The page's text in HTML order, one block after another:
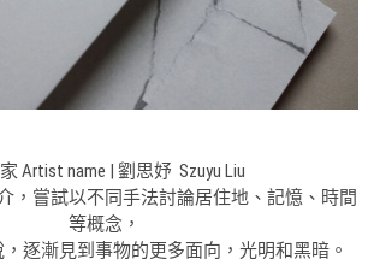
Artist name | 劉思妤 Szuyu Liu
，嘗試以不同手法討論居住地、記憶、時間
等概念，
逐漸見到事物的更多面向，光明和黑暗。